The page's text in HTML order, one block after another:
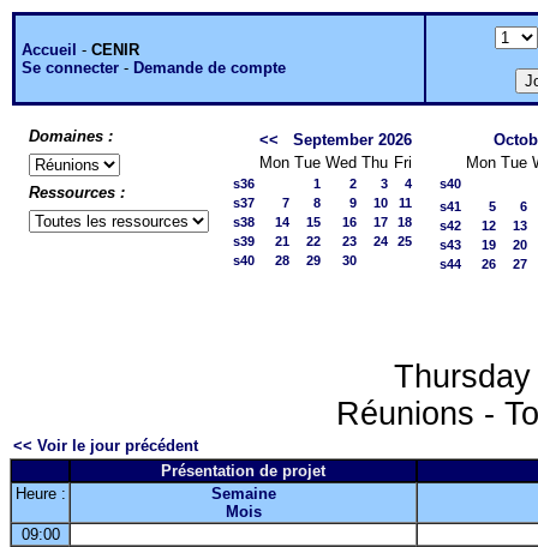
Accueil - CENIR
Se connecter - Demande de compte
Domaines :
Ressources :
<<
September 2026
Mon Tue Wed Thu Fri
s36 1 2 3
4
s37
7 8 9 10
11
s38
14 15 16 17
18
s39
21 22 23 24
25
s40
28 29 30
Mon Tue
s40
s41
5
6
s42
12
13
s43
19
20
s44
26 27
Réunions -
<< Voir le jour précédent
Présentation de projet
Heure :
Semaine
Mois
09:00